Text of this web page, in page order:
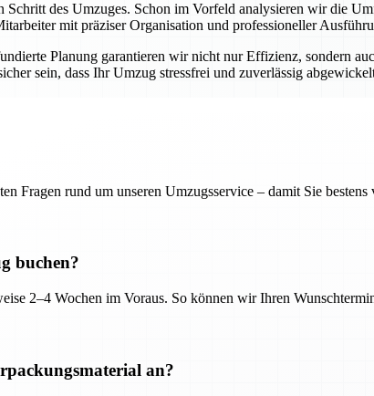
Schritt des Umzuges. Schon im Vorfeld analysieren wir die
mit präziser Organisation und professioneller
Planung garantieren wir nicht nur Effizienz, sondern
sein, dass Ihr Umzug stressfrei und zuverlässig
Fragen rund um unseren Umzugsservice – damit Sie bestens
buchen?
2–4 Wochen im Voraus. So können wir Ihren
an?